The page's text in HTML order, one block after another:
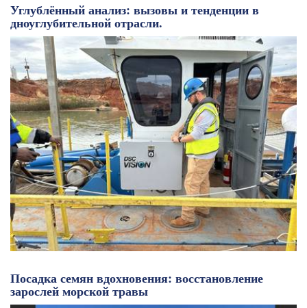
Углублённый анализ: вызовы и тенденции в
дноуглубительной отрасли.
Посадка семян вдохновения: восстановление
зарослей морской травы